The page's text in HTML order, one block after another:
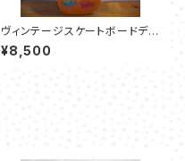
ヴィンテージスケートボードデッ
キ：Poorhouse Skateboard
s Deck - Max Evans
¥8,500